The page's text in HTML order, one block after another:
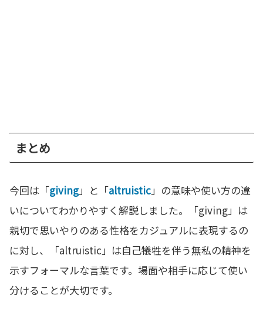
まとめ
今回は「giving」と「altruistic」の意味や使い方の違
いについてわかりやすく解説しました。「giving」は
親切で思いやりのある性格をカジュアルに表現するの
に対し、「altruistic」は自己犠牲を伴う無私の精神を
示すフォーマルな言葉です。場面や相手に応じて使い
分けることが大切です。